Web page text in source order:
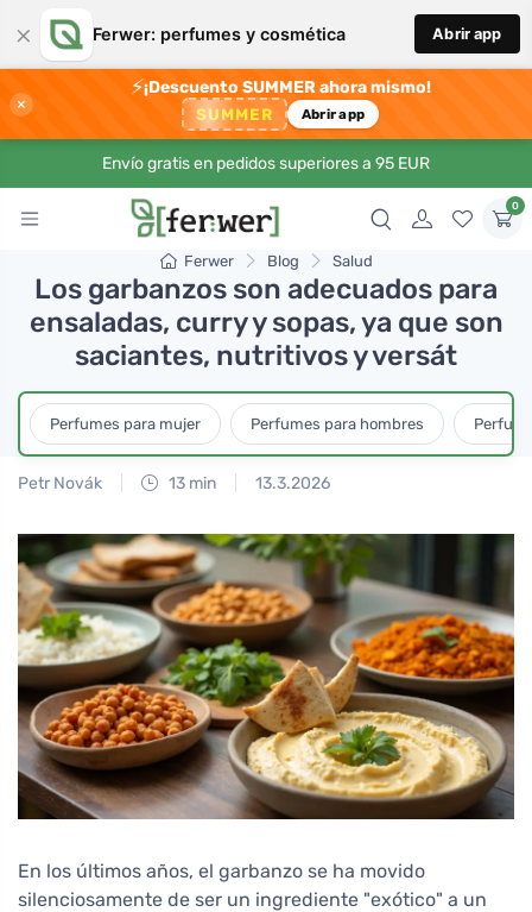
× Ferwer: perfumes y cosmética Abrir app
×
⚡¡Descuento SUMMER ahora mismo!
SUMMER Abrir app
Envío gratis en pedidos superiores a 95 EUR
0
Ferwer Blog Salud
Los garbanzos son adecuados para
ensaladas, curry y sopas, ya que son
saciantes, nutritivos y versát
Perfumes para mujer Perfumes para hombres
Petr Novák 13 min 13.3.2026
En los últimos años, el garbanzo se ha movido
silenciosamente de ser un ingrediente "exótico" a un